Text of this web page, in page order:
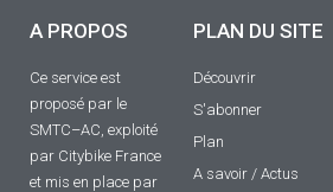
A PROPOS
Ce service est
proposé par le
SMTC–AC, exploité
par Citybike France
et mis en place par
PLAN DU SITE
Découvrir
S'abonner
Plan
A savoir / Actus